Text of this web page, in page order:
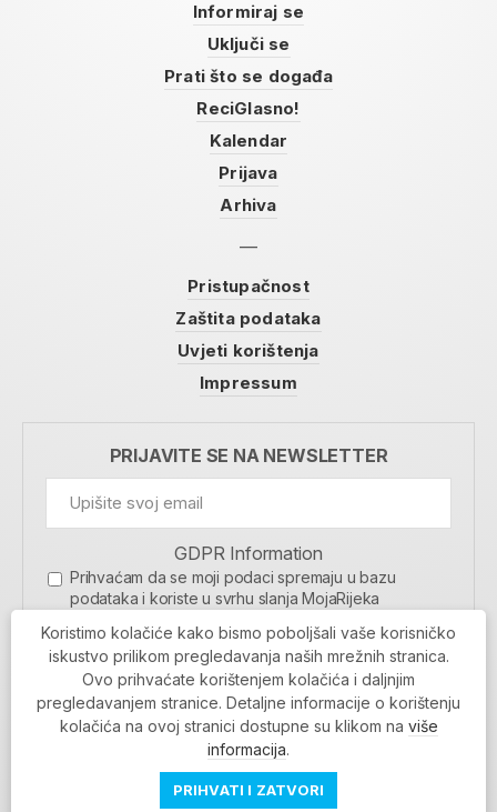
Informiraj se
Uključi se
Prati što se događa
ReciGlasno!
Kalendar
Prijava
Arhiva
Pristupačnost
Zaštita podataka
Uvjeti korištenja
Impressum
PRIJAVITE SE NA NEWSLETTER
GDPR Information
Prihvaćam da se moji podaci spremaju u bazu
podataka i koriste u svrhu slanja MojaRijeka
MOJARIJEKA NEWSLETTER
PRIJAVI SE
Povratak na vrh
Koristimo kolačiće kako bismo poboljšali vaše korisničko
iskustvo prilikom pregledavanja naših mrežnih stranica.
Ovo prihvaćate korištenjem kolačića i daljnjim
pregledavanjem stranice. Detaljne informacije o korištenju
kolačića na ovoj stranici dostupne su klikom na više
informacija.
PRIHVATI I ZATVORI